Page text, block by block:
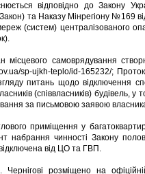
відповідно до Закону
та Наказу Мінрегіону №169
(систем) централізованого
місцевого самоврядування
sp-ujkh-teplo/id-165232/;
питань щодо відключення
(співвласників) будівель, у
за письмовою заявою
приміщення у
набрання чинності Закону
від ЦО та ГВП.
розміщено на